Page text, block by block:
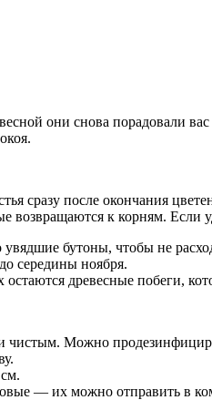
они снова порадовали
сразу после окончания
возвращаются к корням.
бутоны, чтобы не
середины ноября.
древесные побеги,
чистым. Можно
— их можно отправить в